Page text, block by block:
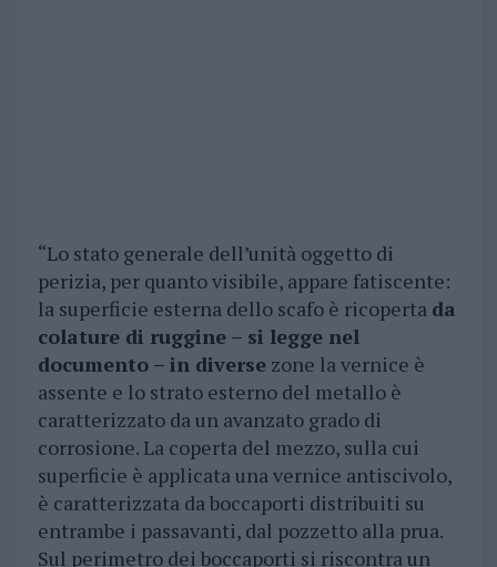
“Lo stato generale dell’unità oggetto di
perizia, per quanto visibile, appare fatiscente:
la superficie esterna dello scafo è ricoperta da
colature di ruggine – si legge nel
documento – in diversezone la vernice è
assente e lo strato esterno del metallo è
caratterizzato da un avanzato grado di
corrosione. La coperta del mezzo, sulla cui
superficie è applicata una vernice antiscivolo,
è caratterizzata da boccaporti distribuiti su
entrambe i passavanti, dal pozzetto alla prua.
Sul perimetro dei boccaporti si riscontra un